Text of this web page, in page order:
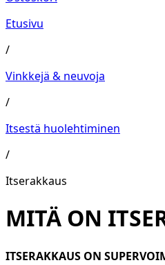
Etusivu
/
Vinkkejä & neuvoja
/
Itsestä huolehtiminen
/
Itserakkaus
MITÄ ON
ITSERAKKAUS ON